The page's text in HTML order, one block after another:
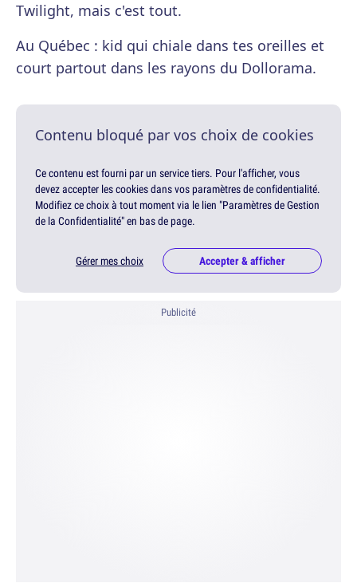
Twilight, mais c'est tout.
Au Québec : kid qui chiale dans tes oreilles et
court partout dans les rayons du Dollorama.
Contenu bloqué par vos choix de cookies
Ce contenu est fourni par un service tiers. Pour l'afficher, vous
devez accepter les cookies dans vos paramètres de confidentialité.
Modifiez ce choix à tout moment via le lien "Paramètres de Gestion
de la Confidentialité" en bas de page.
Gérer mes choix Accepter & afficher
Publicité